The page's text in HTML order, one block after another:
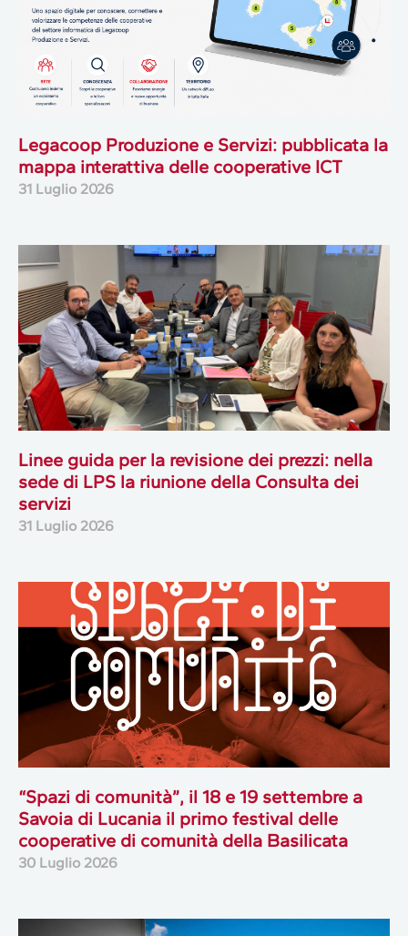
Legacoop Produzione e Servizi: pubblicata la
mappa interattiva delle cooperative ICT
31 Luglio 2026
Linee guida per la revisione dei prezzi: nella
sede di LPS la riunione della Consulta dei
servizi
31 Luglio 2026
“Spazi di comunità”, il 18 e 19 settembre a
Savoia di Lucania il primo festival delle
cooperative di comunità della Basilicata
30 Luglio 2026